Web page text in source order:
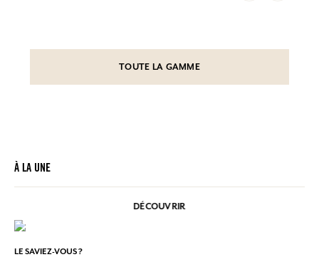
TOUTE LA GAMME
À LA UNE
DÉCOUVRIR
LE SAVIEZ-VOUS ?